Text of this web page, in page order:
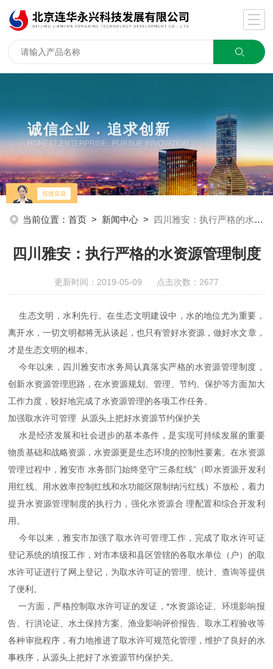
诚信企业 . 追求创新
HONEST ENTERPRISE . PURSUE INNOVATION
当前位置：首页 > 新闻中心 > 四川雅安：执行严格的水资源管理制度
四川雅安：执行严格的水资源管理制度
更新时间：2019-05-09 点击次数：2677
生态文明，水利先行。在生态文明建设中，水的地位尤为重要，
离开水，一切文明都将无从谈起，也只有管好水资源，做好水文章，
才是生态文明的根本。
今年以来，四川雅安市水务局认真落实严格的水资源管理制度，
创新水资源管理思路，在水资源规划、管理、节约、保护等方面加大
工作力度，较好地完成了水资源管理的各项工作任务。
加强取水许可管理 从源头上把好水资源节约保护关
水是经济发展和社会进步的基本条件，是实现可持续发展的重要
物质基础和战略资源，水资源更是生态环境的控制性要素。在水资源
管理过程中，雅安市 水务部门始终坚守“三条红线”（即水资源开发利
用红线、用水效率控制红线和水功能区限制纳污红线）不放松，着力
提升水资源管理制度的执行力，强化水资源合 理配置和综合开发利
用。
今年以来，雅安市加强了取水许可管理工作，完成了取水许可证
登记系统的填报工作，对市本级和县区管辖的各取水单位（户）的取
水许可证进行了网上登记，为取水许可证的管理、统计、查询等提供
了便利。
一方面，严格控制取水许可证的发证，*水资源论证、环境影响报
告、行洪论证、水土保持方案、渔业影响评价报告、取水工程验收等
各种审批程序，有力地推进了取水许可规范化管理，维护了良好的水
事秩序，从源头上把好了水资源节约保护关。